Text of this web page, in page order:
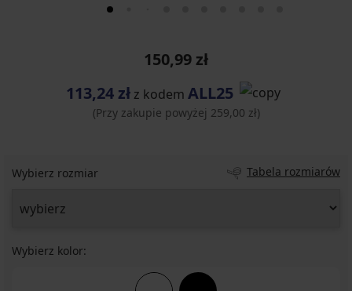
150,99 zł
113,24 złz kodem ALL25
(Przy zakupie powyżej 259,00 zł)
Wybierz rozmiar Tabela rozmiarów
Wybierz kolor: